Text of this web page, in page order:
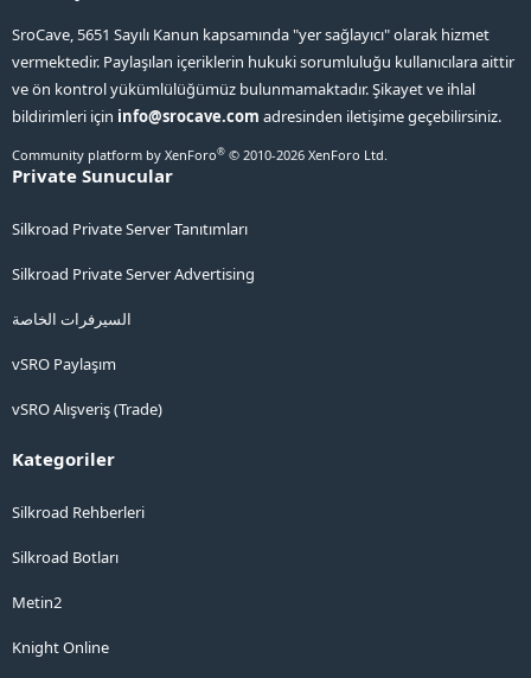
SroCave, 5651 Sayılı Kanun kapsamında "yer sağlayıcı" olarak hizmet
vermektedir. Paylaşılan içeriklerin hukuki sorumluluğu kullanıcılara aittir
ve ön kontrol yükümlülüğümüz bulunmamaktadır. Şikayet ve ihlal
bildirimleri için info@srocave.com adresinden iletişime geçebilirsiniz.
Community platform by XenForo® © 2010-2026 XenForo Ltd.
Private Sunucular
Silkroad Private Server Tanıtımları
Silkroad Private Server Advertising
السيرفرات الخاصة
vSRO Paylaşım
vSRO Alışveriş (Trade)
Kategoriler
Silkroad Rehberleri
Silkroad Botları
Metin2
Knight Online